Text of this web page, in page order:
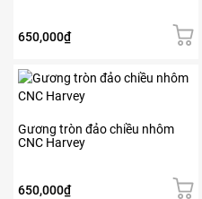
650,000₫
Gương tròn đảo chiều nhôm
CNC Harvey
650,000₫